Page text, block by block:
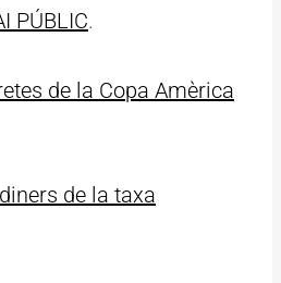
PÚBLIC.
de la Copa Amèrica
de la taxa